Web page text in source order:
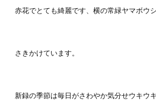
赤花でとても綺麗です、横の常緑ヤマボウ
さきかけています。
新録の季節は毎日がさわやか気分せウキウ